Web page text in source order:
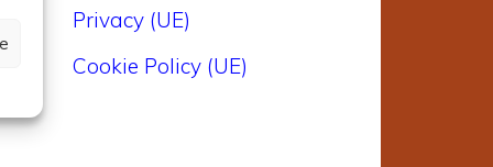
Privacy (UE)
Cookie Policy (UE)